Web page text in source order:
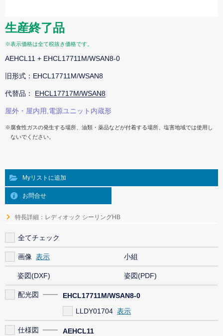
生産終了品
※表示価格は全て税抜き価格です。
AEHCL11 + EHCL17711M/WSAN8-0
旧形式：EHCL17711M/WSAN8
代替品： EHCL17717M/WSAN8
屋外・屋内用,電源ユニット内蔵形
※腐食性ガスの発生する場所、油類・薬品などが付着する場所、塩害地域では使用し
ないでください。
Myリストに追加
お問合せ
特長詳細：レディオック シーリングHB
全てチェック
画像 小組
姿図(DXF) 姿図(PDF)
配光図
EHCL17711M/WSAN8-0
LLDY01704
仕様図
AEHCL11